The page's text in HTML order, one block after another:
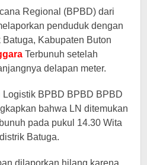
Regional (BPBD) dari
penduduk dengan
Kabupaten Buton
Terbunuh setelah
delapan meter.
BPBD BPBD BPBD
bahwa LN ditemukan
pada pukul 14.30 Wita
Batuga.
dilaporkan hilang karena